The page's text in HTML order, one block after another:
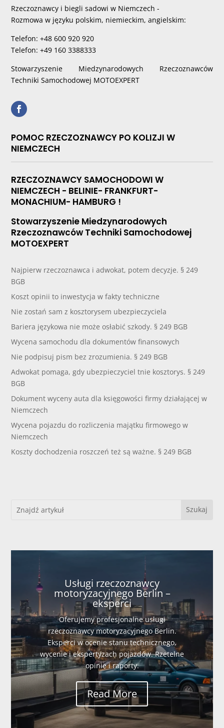
Rzeczoznawcy i biegli sadowi w Niemczech -
Rozmowa w języku polskim, niemieckim, angielskim:
Telefon: +48 600 920 920
Telefon: +49 160 3388333
Stowarzyszenie Miedzynarodowych Rzeczoznawców
Techniki Samochodowej MOTOEXPERT
POMOC RZECZOZNAWCY PO KOLIZJI W
NIEMCZECH
RZECZOZNAWCY SAMOCHODOWI W
NIEMCZECH - BELINIE- FRANKFURT-
MONACHIUM- HAMBURG !
Stowarzyszenie Miedzynarodowych
Rzeczoznawców Techniki Samochodowej
MOTOEXPERT
Najpierw rzeczoznawca i adwokat, potem decyzje. § 249
BGB
Koszt opinii to inwestycja w fakty techniczne
Nie zostań sam z kosztorysem ubezpieczyciela
Bariera językowa nie może osłabić szkody. § 249 BGB
Wycena samochodu dla dokumentów finansowych
Nie podpisuj pism bez zrozumienia. § 249 BGB
Adwokat pomaga, gdy ubezpieczyciel tnie kosztorys. § 249
BGB
Dokument wyceny auta dla księgowości firmy działającej w
Niemczech
Wycena pojazdu do rozliczenia majątku firmowego w
Niemczech
Koszty dochodzenia roszczeń też są ważne. § 249 BGB
Usługi rzeczoznawcy
motoryzacyjnego Berlin –
eksperci
Oferujemy profesjonalne usługi
rzeczoznawcy motoryzacyjnego Berlin.
Eksperci w ocenie stanu technicznego,
wycenie i ekspertyzach pojazdów. Rzetelne
opinie i raporty.
Read More